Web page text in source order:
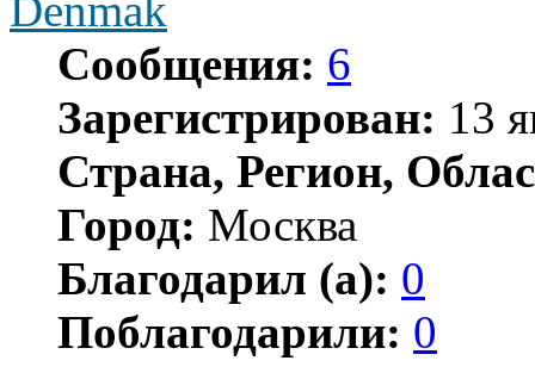
Сообщения: 6
Зарегистрирован: 13
Страна, Регион,
Город: Москва
Благодарил (а): 0
Поблагодарили: 0